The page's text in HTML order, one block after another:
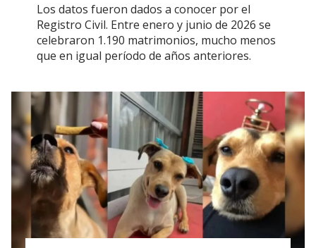
Los datos fueron dados a conocer por el
Registro Civil. Entre enero y junio de 2026 se
celebraron 1.190 matrimonios, mucho menos
que en igual período de años anteriores.